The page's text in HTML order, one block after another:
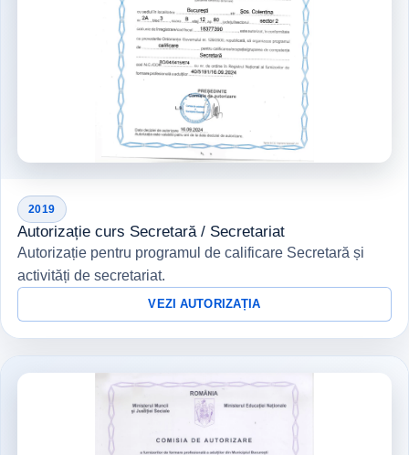
2019
Autorizație curs Secretară / Secretariat
Autorizație pentru programul de calificare Secretară și
activități de secretariat.
VEZI AUTORIZAȚIA